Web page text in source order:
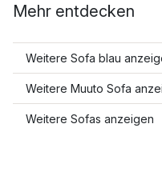
Mehr entdecken
Weitere Sofa blau
Weitere Muuto Sofa
Weitere Sofas anzeigen